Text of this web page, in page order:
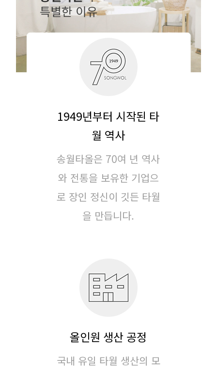
1949년부터 시작된 타
월 역사
송월타올은 70여 년 역사
와 전통을 보유한 기업으
로 장인 정신이 깃든 타월
을 만듭니다.
올인원 생산 공정
국내 유일 타월 생산의 모